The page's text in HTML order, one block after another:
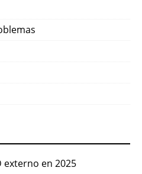
externo en 2025